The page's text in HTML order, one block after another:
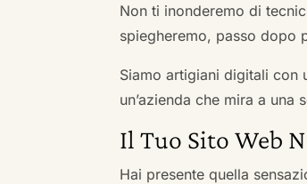
Non ti inonderemo di
spiegheremo, passo dopo
Siamo artigiani digitali con
un’azienda che mira a
Il Tuo Sito Web
Hai presente quella